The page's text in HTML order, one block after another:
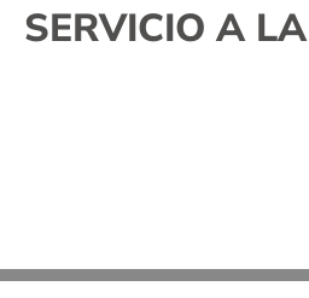
SERVICIO A